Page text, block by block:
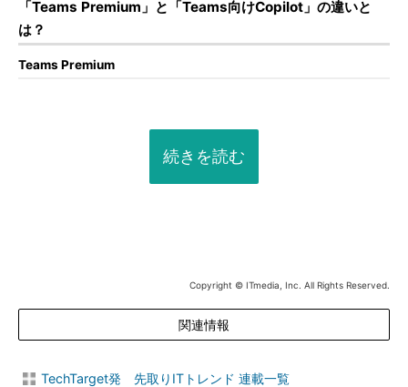
「Teams Premium」と「Teams向けCopilot」の違いと
は？
Teams Premium
続きを読む
Copyright © ITmedia, Inc. All Rights Reserved.
関連情報
TechTarget発 先取りITトレンド 連載一覧